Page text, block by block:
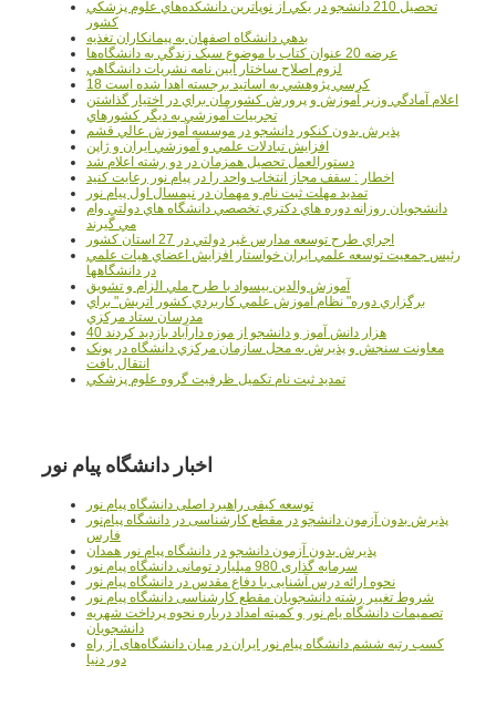
تحصيل 210 دانشجو در يکي از نوپاترين دانشکده‌هاي علوم پزشکي
کشور
بدهي دانشگاه اصفهان به پيمانکاران تغذيه
عرضه 20 عنوان کتاب با موضوع سبک زندگي به دانشگاه‌ها
لزوم اصلاح ساختار آيين نامه نشريات دانشگاهي
18 کرسي پژوهشي به اساتيد برجسته اهدا شده است
اعلام آمادگي وزير آموزش و پرورش کشورمان براي در اختيار گذاشتن
تجربيات آموزشي به ديگر کشورهاي
پذيرش بدون کنکور دانشجو در موسسه آموزش عالي قشم
افزايش تبادلات علمي و آموزشي ايران و ژاپن
دستورالعمل تحصیل همزمان در دو رشته اعلام شد
اخطار : سقف مجاز انتخاب واحد را در پیام نور رعایت کنید
تمدید مهلت ثبت نام و مهمان در نیمسال اول پیام نور
دانشجويان روزانه دوره هاي دكتري تخصصي دانشگاه هاي دولتي وام
مي گيرند
اجراي طرح توسعه مدارس غير دولتي در 27 استان کشور
رئيس جمعيت توسعه علمي ايران خواستار افزايش اعضاي هيات علمي
در دانشگاهها
آموزش والدين بيسواد با طرح ملي الزام و تشويق
برگزاري دوره" نظام آموزش علمي كاربردي كشور اتريش" براي
مدرسان ستاد مرکزي
40 هزار دانش آموز و دانشجو از موزه دارآباد بازديد کردند
معاونت سنجش و پذيرش به محل سازمان مرکزي دانشگاه در پونک
انتقال يافت
تمديد ثبت نام تکميل ظرفيت گروه علوم پزشکي
اخبار دانشگاه پیام نور
توسعه کیفی راهبرد اصلی دانشگاه پیام نور
پذیرش بدون آزمون دانشجو در مقطع کارشناسی در دانشگاه پیام‌نور
فارس
پذیرش بدون آزمون دانشجو در دانشگاه پیام نور همدان
سرمایه گذاری 980 میلیارد تومانی دانشگاه پیام نور
نحوه ارائه درس آشنایی با دفاع مقدس در دانشگاه پیام نور
شروط تغییر رشته دانشجویان مقطع کارشناسی دانشگاه پیام نور
تصمیمات دانشگاه یام نور و کمیته امداد درباره نحوه پرداخت شهریه
دانشجویان
کسب رتبه ششم دانشگاه پیام نور ایران در میان دانشگاه‌های از راه
دور دنیا